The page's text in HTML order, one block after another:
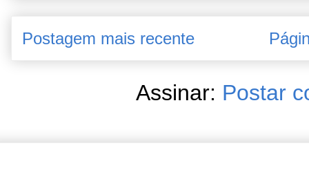
Postagem mais recente
Assinar: Postar